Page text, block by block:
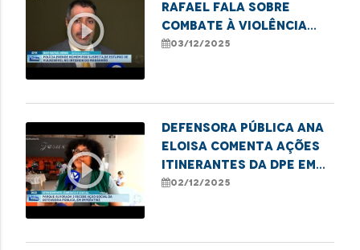
play_circle_outline
Rafael fala sobre
combate à violência
contra crianças e
03/12/2025
play_circle_outline
Defensora pública Ana
Eloisa comenta ações
itinerantes da DPE em
Imperatriz
02/12/2025